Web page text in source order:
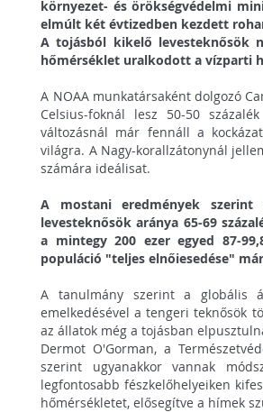
környezet- és örökségvédelmi
elmúlt két évtizedben kezdett
A tojásból kikelő levesteknősök
hőmérséklet uralkodott a vízparti
A NOAA munkatársaként dolgozó
Celsius-foknál lesz 50-50
változásnál már fennáll a
világra. A Nagy-korallzátonynál
számára ideálisat.
A mostani eredmények
levesteknősök aránya 65-69
a mintegy 200 ezer egyed 87-
populáció "teljes elnőiesedése"
A tanulmány szerint a globális
emelkedésével a tengeri teknősök
az állatok még a tojásban
Dermot O'Gorman, a
szerint ugyanakkor vannak
legfontosabb fészkelőhelyeiken
hőmérsékletet, elősegítve a hímek